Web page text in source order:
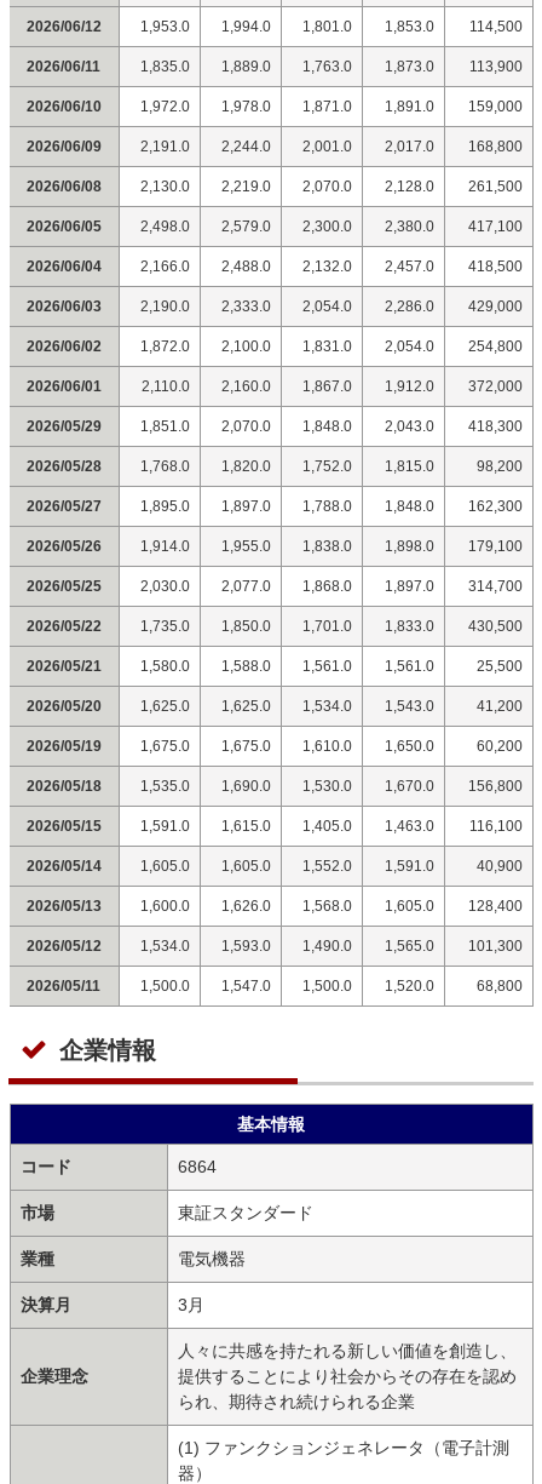
2026/06/12 1,953.0 1,994.0 1,801.0 1,853.0 114,500
2026/06/11 1,835.0 1,889.0 1,763.0 1,873.0 113,900
2026/06/10 1,972.0 1,978.0 1,871.0 1,891.0 159,000
2026/06/09 2,191.0 2,244.0 2,001.0 2,017.0 168,800
2026/06/08 2,130.0 2,219.0 2,070.0 2,128.0 261,500
2026/06/05 2,498.0 2,579.0 2,300.0 2,380.0 417,100
2026/06/04 2,166.0 2,488.0 2,132.0 2,457.0 418,500
2026/06/03 2,190.0 2,333.0 2,054.0 2,286.0 429,000
2026/06/02 1,872.0 2,100.0 1,831.0 2,054.0 254,800
2026/06/01 2,110.0 2,160.0 1,867.0 1,912.0 372,000
2026/05/29 1,851.0 2,070.0 1,848.0 2,043.0 418,300
2026/05/28 1,768.0 1,820.0 1,752.0 1,815.0 98,200
2026/05/27 1,895.0 1,897.0 1,788.0 1,848.0 162,300
2026/05/26 1,914.0 1,955.0 1,838.0 1,898.0 179,100
2026/05/25 2,030.0 2,077.0 1,868.0 1,897.0 314,700
2026/05/22 1,735.0 1,850.0 1,701.0 1,833.0 430,500
2026/05/21 1,580.0 1,588.0 1,561.0 1,561.0 25,500
2026/05/20 1,625.0 1,625.0 1,534.0 1,543.0 41,200
2026/05/19 1,675.0 1,675.0 1,610.0 1,650.0 60,200
2026/05/18 1,535.0 1,690.0 1,530.0 1,670.0 156,800
2026/05/15 1,591.0 1,615.0 1,405.0 1,463.0 116,100
2026/05/14 1,605.0 1,605.0 1,552.0 1,591.0 40,900
2026/05/13 1,600.0 1,626.0 1,568.0 1,605.0 128,400
2026/05/12 1,534.0 1,593.0 1,490.0 1,565.0 101,300
2026/05/11 1,500.0 1,547.0 1,500.0 1,520.0 68,800
企業情報
基本情報
コード 6864
市場 東証スタンダード
業種 電気機器
決算月 3月
企業理念
人々に共感を持たれる新しい価値を創造し、
提供することにより社会からその存在を認め
られ、期待され続けられる企業
(1) ファンクションジェネレータ（電子計測
器）